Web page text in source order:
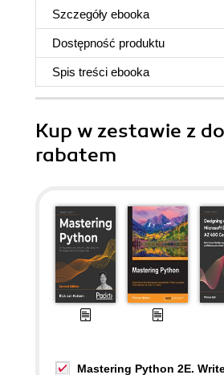
Szczegóły ebooka
Dostępność produktu
Spis treści ebooka
Kup w zestawie z
rabatem
Mastering Python 2E.